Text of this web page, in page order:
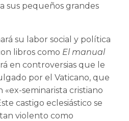
sus pequeños grandes
su labor social y política
libros como El manual
en controversias que le
por el Vaticano, que
seminarista cristiano
castigo eclesiástico se
violento como